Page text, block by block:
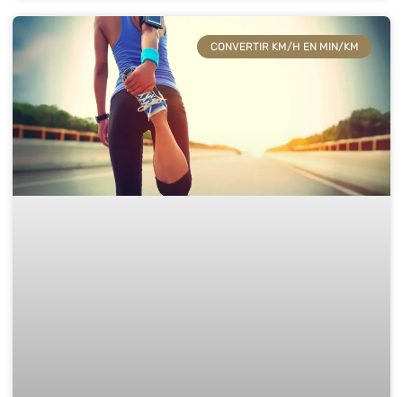
CONVERTIR KM/H EN MIN/KM